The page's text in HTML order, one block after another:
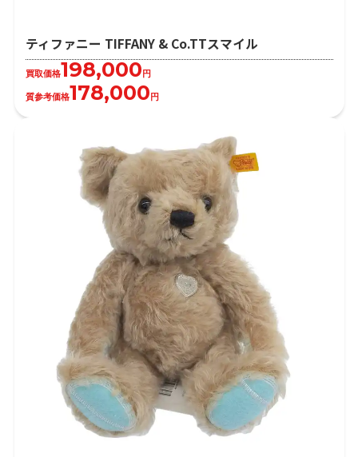
ティファニー TIFFANY & Co.TTスマイル
買取価格198,000円
質参考価格178,000円